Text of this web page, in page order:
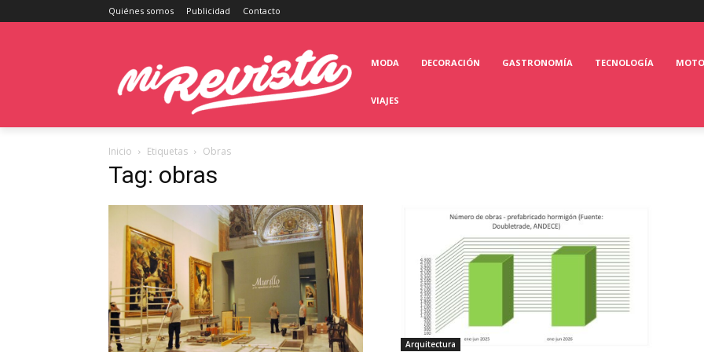
Quiénes somos Publicidad Contacto
MODA DECORACIÓN GASTRONOMÍA TECNOLOGÍA
VIAJES
Inicio Etiquetas Obras
Tag: obras
Arquitectura